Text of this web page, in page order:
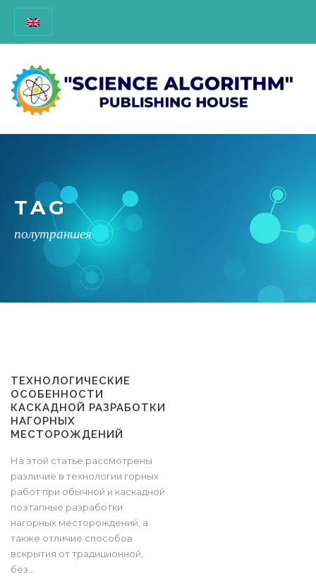
TAG
полутраншея
ТЕХНОЛОГИЧЕСКИЕ
ОСОБЕННОСТИ
КАСКАДНОЙ РАЗРАБОТКИ
НАГОРНЫХ
МЕСТОРОЖДЕНИЙ
На этой статье рассмотрены
различие в технологии горных
работ при обычной и каскадной
поэтапные разработки
нагорных месторождений, а
также отличие способов
вскрытия от традиционной,
без...